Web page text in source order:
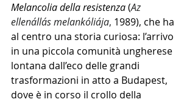
Melancolia della resistenza (Az
ellenállás melankóliája, 1989), che ha
al centro una storia curiosa: l’arrivo
in una piccola comunità ungherese
lontana dall’eco delle grandi
trasformazioni in atto a Budapest,
dove è in corso il crollo della